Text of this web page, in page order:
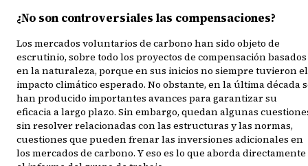
¿No son controversiales las compensaciones?
Los mercados voluntarios de carbono han sido objeto de
escrutinio, sobre todo los proyectos de compensación basados
en la naturaleza, porque en sus inicios no siempre tuvieron el
impacto climático esperado. No obstante, en la última década
han producido importantes avances para garantizar su
eficacia a largo plazo. Sin embargo, quedan algunas
sin resolver relacionadas con las estructuras y las normas,
cuestiones que pueden frenar las inversiones adicionales en
los mercados de carbono. Y eso es lo que aborda directamente